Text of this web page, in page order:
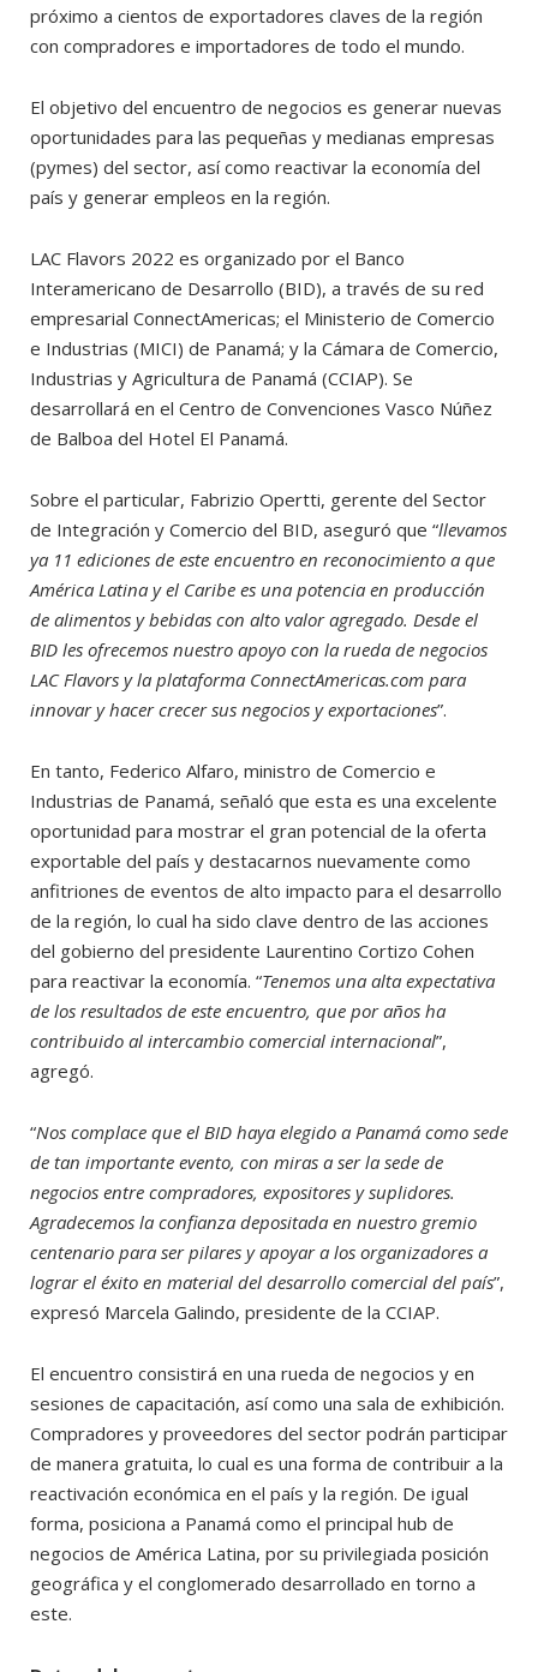
próximo a cientos de exportadores claves de la región
con compradores e importadores de todo el mundo.
El objetivo del encuentro de negocios es generar nuevas
oportunidades para las pequeñas y medianas empresas
(pymes) del sector, así como reactivar la economía del
país y generar empleos en la región.
LAC Flavors 2022 es organizado por el Banco
Interamericano de Desarrollo (BID), a través de su red
empresarial ConnectAmericas; el Ministerio de Comercio
e Industrias (MICI) de Panamá; y la Cámara de Comercio,
Industrias y Agricultura de Panamá (CCIAP). Se
desarrollará en el Centro de Convenciones Vasco Núñez
de Balboa del Hotel El Panamá.
Sobre el particular, Fabrizio Opertti, gerente del Sector
de Integración y Comercio del BID, aseguró que “llevamos
ya 11 ediciones de este encuentro en reconocimiento a que
América Latina y el Caribe es una potencia en producción
de alimentos y bebidas con alto valor agregado. Desde el
BID les ofrecemos nuestro apoyo con la rueda de negocios
LAC Flavors y la plataforma ConnectAmericas.com para
innovar y hacer crecer sus negocios y exportaciones”.
En tanto, Federico Alfaro, ministro de Comercio e
Industrias de Panamá, señaló que esta es una excelente
oportunidad para mostrar el gran potencial de la oferta
exportable del país y destacarnos nuevamente como
anfitriones de eventos de alto impacto para el desarrollo
de la región, lo cual ha sido clave dentro de las acciones
del gobierno del presidente Laurentino Cortizo Cohen
para reactivar la economía. “Tenemos una alta expectativa
de los resultados de este encuentro, que por años ha
contribuido al intercambio comercial internacional”,
agregó.
“Nos complace que el BID haya elegido a Panamá como sede
de tan importante evento, con miras a ser la sede de
negocios entre compradores, expositores y suplidores.
Agradecemos la confianza depositada en nuestro gremio
centenario para ser pilares y apoyar a los organizadores a
lograr el éxito en material del desarrollo comercial del país”,
expresó Marcela Galindo, presidente de la CCIAP.
El encuentro consistirá en una rueda de negocios y en
sesiones de capacitación, así como una sala de exhibición.
Compradores y proveedores del sector podrán participar
de manera gratuita, lo cual es una forma de contribuir a la
reactivación económica en el país y la región. De igual
forma, posiciona a Panamá como el principal hub de
negocios de América Latina, por su privilegiada posición
geográfica y el conglomerado desarrollado en torno a
este.